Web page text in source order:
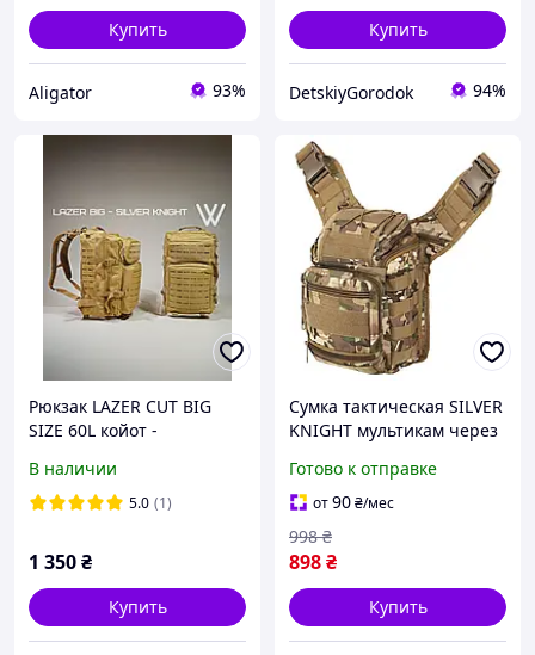
Купить
Aligator 93%
Купить
DetskiyGorodok 94%
Рюкзак LAZER CUT BIG
SIZE 60L койот -
В наличии
5.0 (1)
1 350₴
Купить
Сумка тактическая SILVER
KNIGHT мультикам через
Готово к отправке
от90₴/мес
898₴
998 ₴
Купить